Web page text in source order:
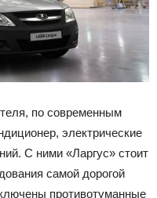
по современным
электрические
С ними «Ларгус» стоит
самой дорогой
противотуманные